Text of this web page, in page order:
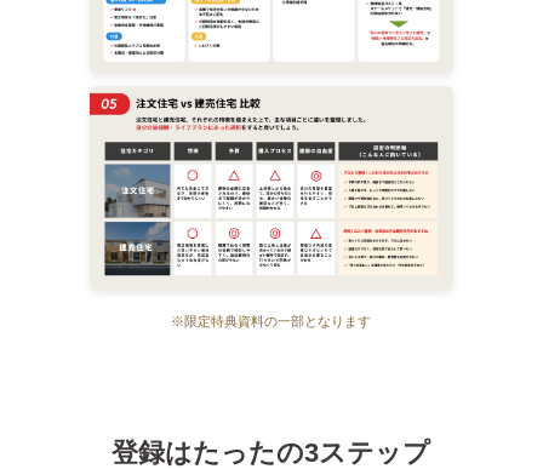
※限定特典資料の一部となります
登録はたったの3ステップ